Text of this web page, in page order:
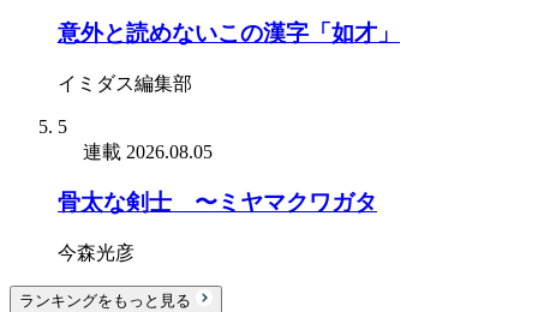
意外と読めないこの漢字「如才」
イミダス編集部
5
連載 2026.08.05
骨太な剣士 〜ミヤマクワガタ
今森光彦
ランキングをもっと見る